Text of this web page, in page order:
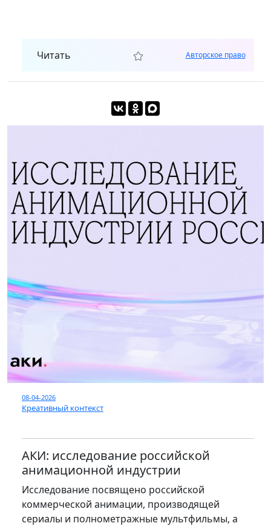
Читать Авторское право
08-04-2026
Креативный контекст
АКИ: исследование российской
анимационной индустрии
Исследование посвящено российской
коммерческой анимации, производящей
сериалы и полнометражные мультфильмы, а